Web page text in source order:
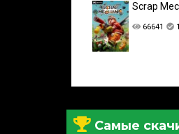
Scrap
66641
Самые